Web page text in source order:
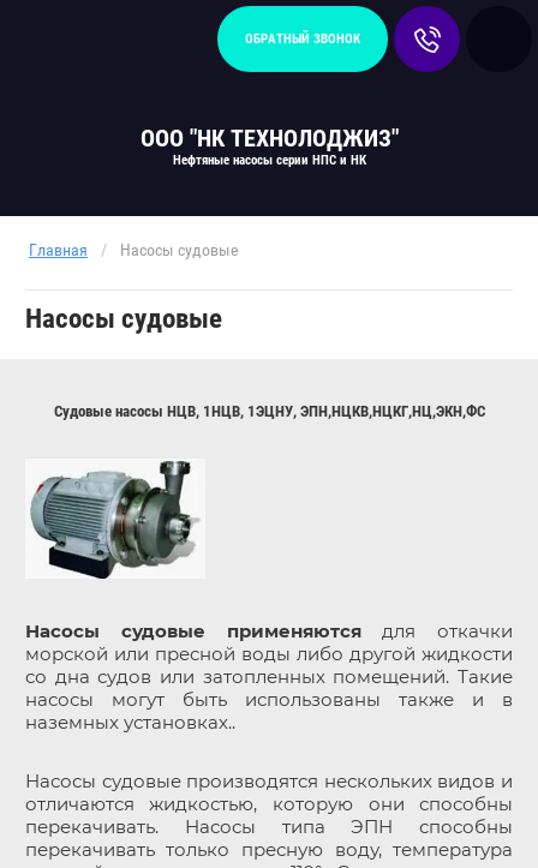
ОБРАТНЫЙ ЗВОНОК
ООО "НК ТЕХНОЛОДЖИЗ"
Нефтяные насосы серии НПС и НК
Главная / Насосы судовые
Насосы судовые
Судовые насосы НЦВ, 1НЦВ, 1ЭЦНУ, ЭПН,НЦКВ,НЦКГ,НЦ,ЭКН,ФС
Насосы судовые применяютсядля откачки
морской или пресной воды либо другой жидкости
со дна судов или затопленных помещений. Такие
насосы могут быть использованы также и в
наземных установках..
Насосы судовые производятся нескольких видов и
отличаются жидкостью, которую они способны
перекачивать. Насосы типа ЭПН способны
перекачивать только пресную воду, температура